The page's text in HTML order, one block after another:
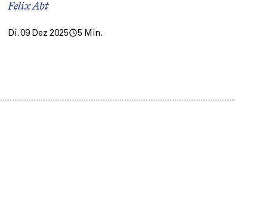
Felix Abt
Di. 09 Dez 2025 5 Min.